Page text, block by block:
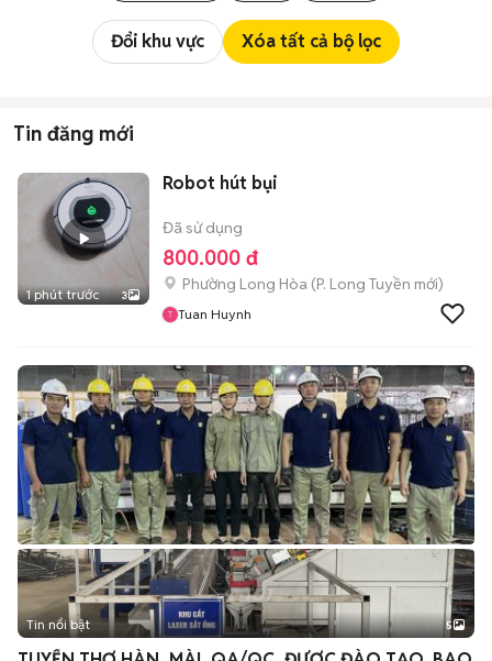
Đổi khu vực Xóa tất cả bộ lọc
Tin đăng mới
1 phút trước 3
Robot hút bụi
Đã sử dụng
800.000 đ
Phường Long Hòa (P. Long Tuyền mới)
Tuan Huynh
Tin nổi bật 5